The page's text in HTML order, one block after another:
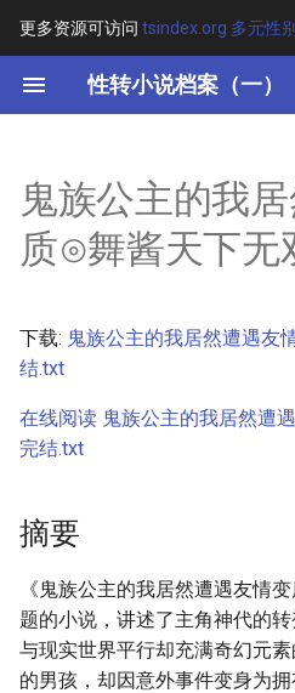
更多资源可访问 tsindex.org 多元性
性转小说档案（一）
键
开
始
索
其他信息 [Processed Page
Metadata]
鬼族公主的我
质⊙舞酱天下
下载: 鬼族公主的我居然遭遇
结.txt
在线阅读 鬼族公主的我居然遭
完结.txt
摘要
《鬼族公主的我居然遭遇友情
题的小说，讲述了主角神代的
与现实世界平行却充满奇幻元
的男孩，却因意外事件变身为拥